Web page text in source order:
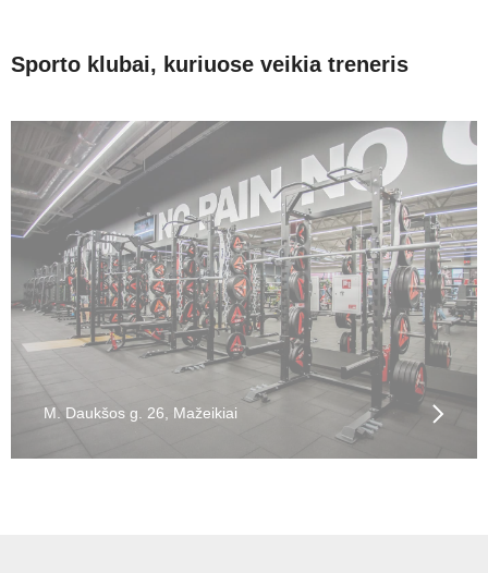
Sporto klubai, kuriuose veikia treneris
M. Daukšos g. 26, Mažeikiai